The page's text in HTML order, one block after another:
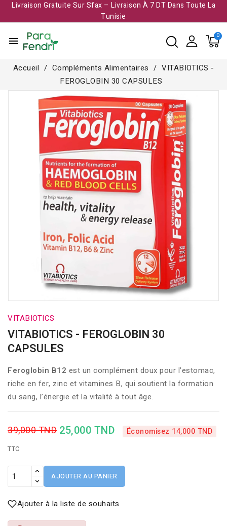
Livraison Gratuite Sur Sfax – Livraison À 7 DT Dans Toute La
Tunisie​
menu
Accueil Compléments Alimentaires
VITABIOTICS -
FEROGLOBIN 30 CAPSULES
-14,000 TND
Rupture de stock
VITABIOTICS
VITABIOTICS - FEROGLOBIN 30
CAPSULES
Feroglobin B12 est un complément doux pour l’estomac,
riche en fer, zinc et vitamines B, qui soutient la formation
du sang, l’énergie et la vitalité à tout âge.
39,000 TND 25,000 TND Économisez 14,000 TND
TTC
AJOUTER AU PANIER
Ajouter à la liste de souhaits